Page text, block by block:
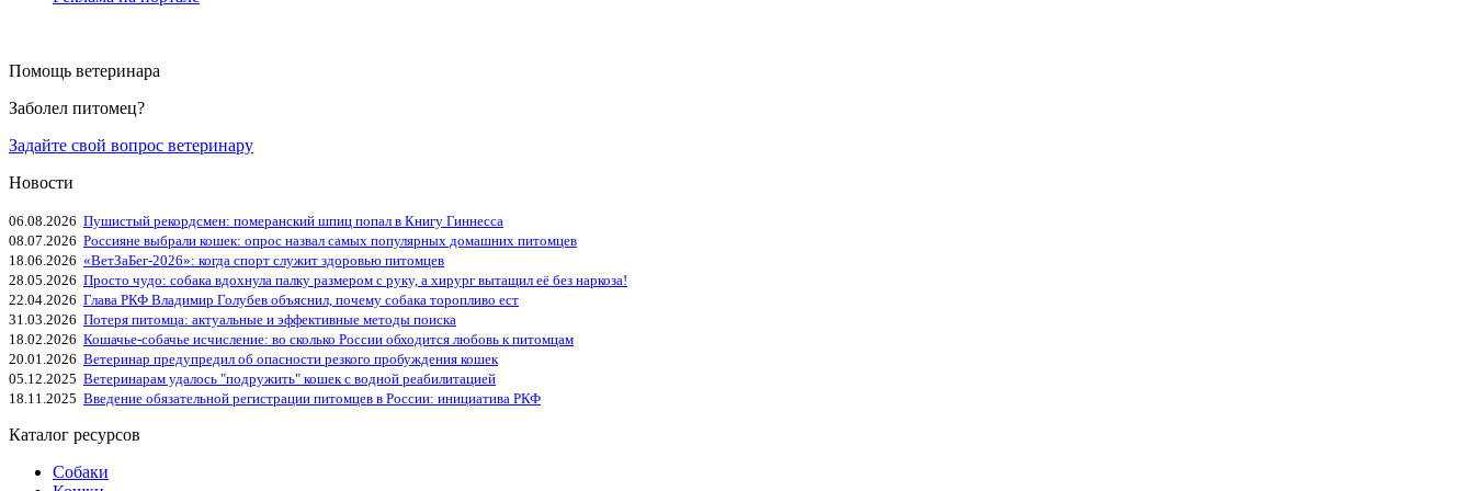
Помощь ветеринара
Заболел питомец?
Задайте свой вопрос ветеринару
Новости
06.08.2026 Пушистый рекордсмен: померанский шпиц попал в Книгу Гиннесса
08.07.2026 Россияне выбрали кошек: опрос назвал самых популярных домашних питомцев
18.06.2026 «ВетЗаБег‑2026»: когда спорт служит здоровью питомцев
28.05.2026 Просто чудо: собака вдохнула палку размером с руку, а хирург вытащил её без наркоза!
22.04.2026 Глава РКФ Владимир Голубев объяснил, почему собака торопливо ест
31.03.2026 Потеря питомца: актуальные и эффективные методы поиска
18.02.2026 Кошачье-собачье исчисление: во сколько России обходится любовь к питомцам
20.01.2026 Ветеринар предупредил об опасности резкого пробуждения кошек
05.12.2025 Ветеринарам удалось "подружить" кошек с водной реабилитацией
18.11.2025 Введение обязательной регистрации питомцев в России: инициатива РКФ
Каталог ресурсов
Собаки